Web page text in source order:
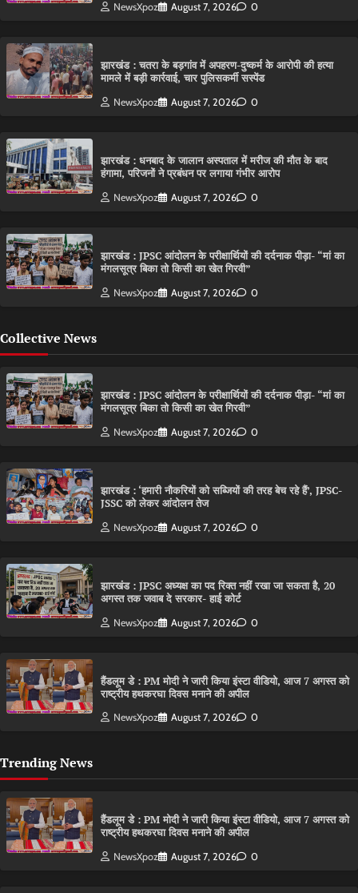
NewsXpoz August 7, 2026 0
झारखंड : चतरा के बड़गांव में अपहरण-दुष्कर्म के आरोपी की हत्या
मामले में बड़ी कार्रवाई, चार पुलिसकर्मी सस्पेंड
NewsXpoz August 7, 2026 0
झारखंड : धनबाद के जालान अस्पताल में मरीज की मौत के बाद
हंगामा, परिजनों ने प्रबंधन पर लगाया गंभीर आरोप
NewsXpoz August 7, 2026 0
झारखंड : JPSC आंदोलन के परीक्षार्थियों की दर्दनाक पीड़ा- “मां का
मंगलसूत्र बिका तो किसी का खेत गिरवी”
NewsXpoz August 7, 2026 0
Collective News
झारखंड : JPSC आंदोलन के परीक्षार्थियों की दर्दनाक पीड़ा- “मां का
मंगलसूत्र बिका तो किसी का खेत गिरवी”
NewsXpoz August 7, 2026 0
झारखंड : ‘हमारी नौकरियों को सब्जियों की तरह बेच रहे हैं’, JPSC-
JSSC को लेकर आंदोलन तेज
NewsXpoz August 7, 2026 0
झारखंड : JPSC अध्यक्ष का पद रिक्त नहीं रखा जा सकता है, 20
अगस्त तक जवाब दे सरकार- हाई कोर्ट
NewsXpoz August 7, 2026 0
हैंडलूम डे : PM मोदी ने जारी किया इंस्टा वीडियो, आज 7 अगस्त को
राष्ट्रीय हथकरघा दिवस मनाने की अपील
NewsXpoz August 7, 2026 0
Trending News
हैंडलूम डे : PM मोदी ने जारी किया इंस्टा वीडियो, आज 7 अगस्त को
राष्ट्रीय हथकरघा दिवस मनाने की अपील
NewsXpoz August 7, 2026 0